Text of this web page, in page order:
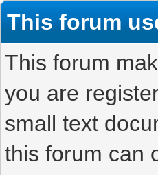
This forum
This forum
you are
small text
this forum can